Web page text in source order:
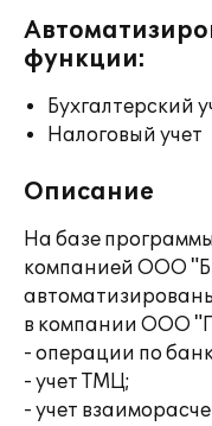
функции:
Бухгалтерский
Налоговый учет
Описание
На базе
компанией ООО
в компании ООО
- операции по
- учет ТМЦ;
- учет